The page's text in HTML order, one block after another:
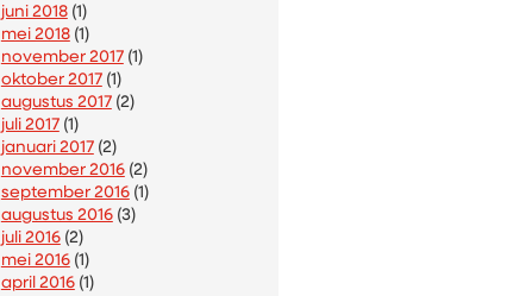
juni 2018(1)
mei 2018(1)
november 2017(1)
oktober 2017(1)
augustus 2017(2)
juli 2017(1)
januari 2017(2)
november 2016(2)
september 2016(1)
augustus 2016(3)
juli 2016(2)
mei 2016(1)
april 2016(1)